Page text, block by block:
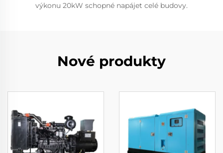
výkonu 20kW schopné napájet celé budovy.
Nové produkty